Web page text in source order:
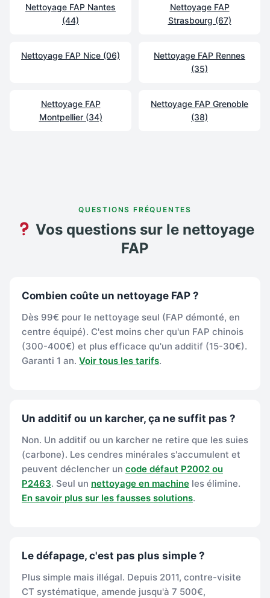
Nettoyage FAP Nantes
(44)
Nettoyage FAP
Strasbourg (67)
Nettoyage FAP Nice (06)
Nettoyage FAP Rennes
(35)
Nettoyage FAP
Montpellier (34)
Nettoyage FAP Grenoble
(38)
QUESTIONS FRÉQUENTES
Vos questions sur le nettoyage
FAP
Combien coûte un nettoyage FAP ?
Dès 99€ pour le nettoyage seul (FAP démonté, en
centre équipé). C'est moins cher qu'un FAP chinois
(300-400€) et plus efficace qu'un additif (15-30€).
Garanti 1 an. Voir tous les tarifs.
Un additif ou un karcher, ça ne suffit pas ?
Non. Un additif ou un karcher ne retire que les suies
(carbone). Les cendres minérales s'accumulent et
peuvent déclencher un code défaut P2002 ou
P2463. Seul un nettoyage en machine les élimine.
En savoir plus sur les fausses solutions.
Le défapage, c'est pas plus simple ?
Plus simple mais illégal. Depuis 2011, contre-visite
CT systématique, amende jusqu'à 7 500€,